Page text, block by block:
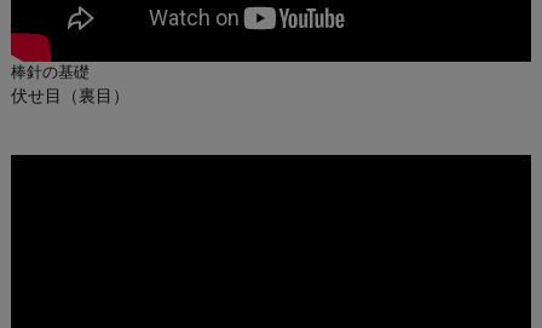
棒針の基礎
伏せ目（裏目）